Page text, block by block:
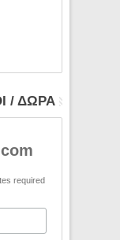
/ ΔΩΡΑ
required